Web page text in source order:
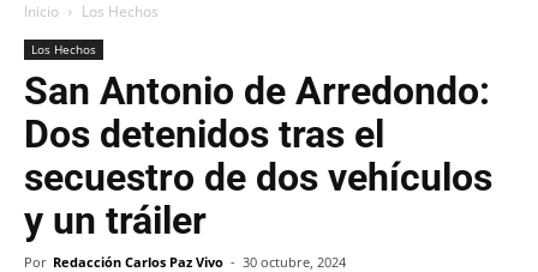
Inicio Los Hechos
Los Hechos
San Antonio de Arredondo:
Dos detenidos tras el
secuestro de dos vehículos
y un tráiler
Por Redacción Carlos Paz Vivo - 30 octubre, 2024